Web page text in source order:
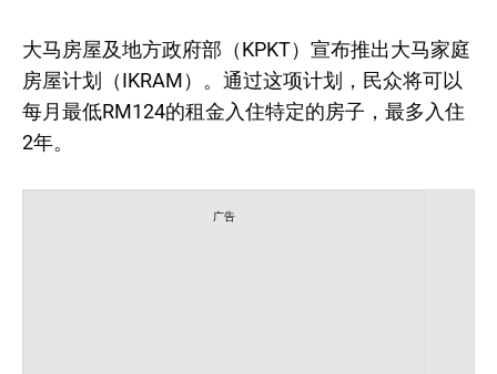
大马房屋及地方政府部（KPKT）宣布推出大马家庭
房屋计划（IKRAM）。通过这项计划，民众将可以
每月最低RM124的租金入住特定的房子，最多入住
2年。
广告